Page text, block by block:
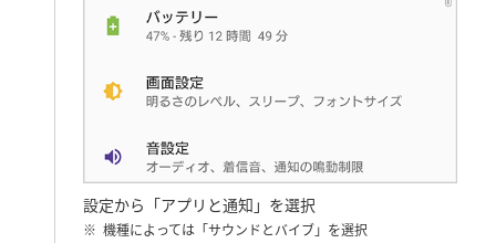
設定から「アプリと通知」を選択
機種によっては「サウンドとバイブ」を選択